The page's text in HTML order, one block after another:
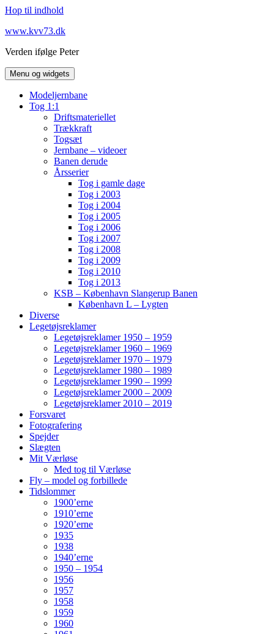
Hop til indhold
www.kvv73.dk
Verden ifølge Peter
Menu og widgets
Modeljernbane
Tog 1:1
Driftsmateriellet
Trækkraft
Togsæt
Jernbane – videoer
Banen derude
Årsserier
Tog i gamle dage
Tog i 2003
Tog i 2004
Tog i 2005
Tog i 2006
Tog i 2007
Tog i 2008
Tog i 2009
Tog i 2010
Tog i 2013
KSB – København Slangerup Banen
København L – Lygten
Diverse
Legetøjsreklamer
Legetøjsreklamer 1950 – 1959
Legetøjsreklamer 1960 – 1969
Legetøjsreklamer 1970 – 1979
Legetøjsreklamer 1980 – 1989
Legetøjsreklamer 1990 – 1999
Legetøjsreklamer 2000 – 2009
Legetøjsreklamer 2010 – 2019
Forsvaret
Fotografering
Spejder
Slægten
Mit Værløse
Med tog til Værløse
Fly – model og forbillede
Tidslommer
1900’erne
1910’erne
1920’erne
1935
1938
1940’erne
1950 – 1954
1956
1957
1958
1959
1960